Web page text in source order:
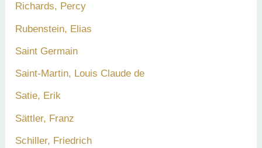
Richards, Percy
Rubenstein, Elias
Saint Germain
Saint-Martin, Louis Claude de
Satie, Erik
Sättler, Franz
Schiller, Friedrich